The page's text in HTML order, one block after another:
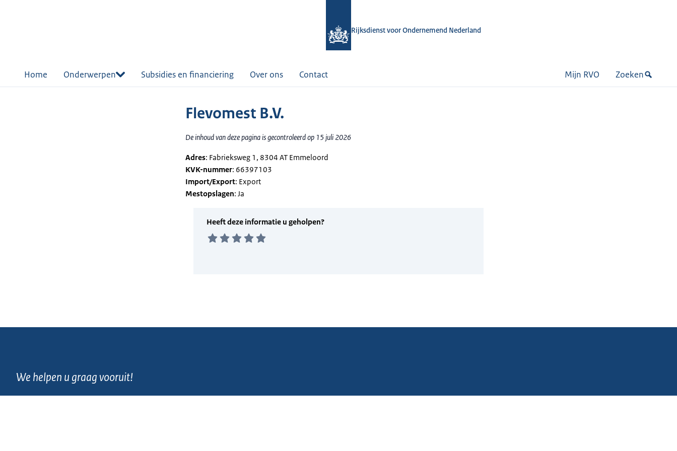
Rijksdienst voor Ondernemend Nederland
Home Onderwerpen Subsidies en financiering Over ons Contact Mijn RVO Zoeken
Flevomest B.V.
De inhoud van deze pagina is gecontroleerd op 15 juli 2026
Adres: Fabrieksweg 1, 8304 AT Emmeloord
KVK-nummer: 66397103
Import/Export: Export
Mestopslagen: Ja
We helpen u graag vooruit!